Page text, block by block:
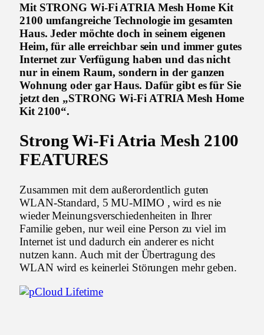
Mit STRONG Wi-Fi ATRIA Mesh Home Kit
2100 umfangreiche Technologie im gesamten
Haus. Jeder möchte doch in seinem eigenen
Heim, für alle erreichbar sein und immer gutes
Internet zur Verfügung haben und das nicht
nur in einem Raum, sondern in der ganzen
Wohnung oder gar Haus. Dafür gibt es für Sie
jetzt den „STRONG Wi-Fi ATRIA Mesh Home
Kit 2100“.
Strong Wi-Fi Atria Mesh 2100
FEATURES
Zusammen mit dem außerordentlich guten
WLAN-Standard, 5 MU-MIMO , wird es nie
wieder Meinungsverschiedenheiten in Ihrer
Familie geben, nur weil eine Person zu viel im
Internet ist und dadurch ein anderer es nicht
nutzen kann. Auch mit der Übertragung des
WLAN wird es keinerlei Störungen mehr geben.